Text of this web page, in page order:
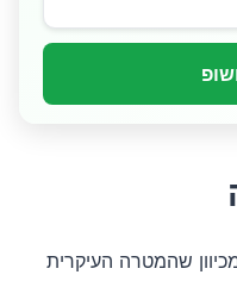
שהמטרה העיקרית